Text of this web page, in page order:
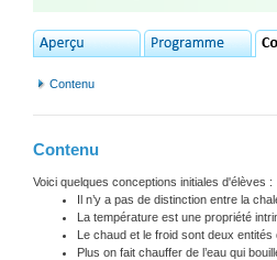
Contenu
Contenu
Voici quelques conceptions initiales d'élèves :
Il n’y a pas de distinction entre la
La température est une propriété
Le chaud et le froid sont deux entités
Plus on fait chauffer de l’eau qui